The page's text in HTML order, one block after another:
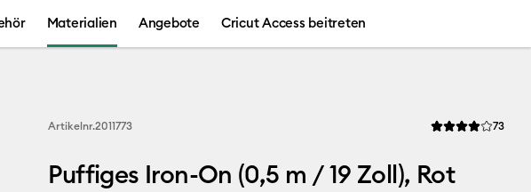
Materialien Angebote Cricut Access beitreten
Artikelnr.2011773 Die 73
Puffiges Iron-On (0,5 m / 19 Zoll), Rot